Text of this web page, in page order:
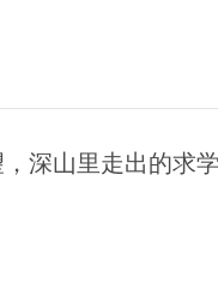
深山里走出的求